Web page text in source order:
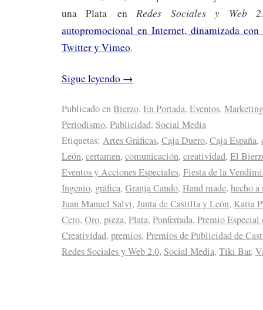
una Plata enRedes Sociales y Web
autopromocional en Internet, dinamizada
Twitter y Vimeo.
Sigue leyendo →
Publicado enBierzo, En Portada, Eventos, Marketing
Periodismo, Publicidad, Social Media
Etiquetas: Artes Gráficas, Caja Duero, Caja España,
León, certamen, comunicación, creatividad, El
Eventos y Acciones Especiales, Fiesta de la
Ingenio, gráfica, Granja Cando, Hand made, hecho a
Juan Manuel Salvi, Junta de Castilla y León, Katia
Cero, Oro, pieza, Plata, Ponferrada, Premio Especial
Creatividad, premios, Premios de Publicidad de
Redes Sociales y Web 2.0, Social Media, Tiki Bar,